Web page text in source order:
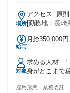
場所
アクセス: 原則、配達で使用する車で積込地まで行って頂く直
行直帰スタイ
[勤務地：長崎
給与
月給350,000円～600,000
います。 個人
ことも可能で
対象
求める人材: 「自分の店を出すための資金作り！」 「自分自
身がどこまで
・必須条件：
雇用形態： 業務委託